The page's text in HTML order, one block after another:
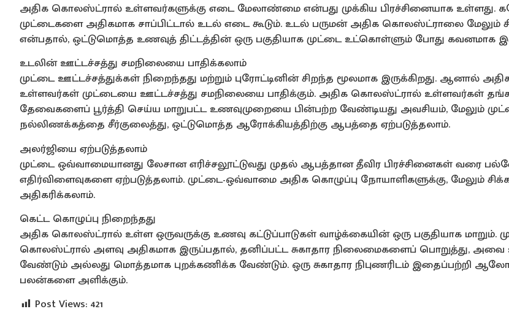
அதிக கொலஸ்ட்ரால் உள்ளவர்களுக்கு எடை மேலாண்மை என்பது முக்கிய பிரச்சினையாக உள்ளது.
முட்டைகளை அதிகமாக சாப்பிட்டால் உடல் எடை கூடும். உடல் பருமன் அதிக கொலஸ்ட்ராலை மேலும்
என்பதால், ஒட்டுமொத்த உணவுத் திட்டத்தின் ஒரு பகுதியாக முட்டை உட்கொள்ளும் போது கவனமாக
உடலின் ஊட்டச்சத்து சமநிலையை பாதிக்கலாம்
முட்டை ஊட்டச்சத்துக்கள் நிறைந்தது மற்றும் புரோட்டினின் சிறந்த மூலமாக இருக்கிறது. ஆனால்
உள்ளவர்கள் முட்டையை ஊட்டச்சத்து சமநிலையை பாதிக்கும். அதிக கொலஸ்ட்ரால் உள்ளவர்கள்
தேவைகளைப் பூர்த்தி செய்ய மாறுபட்ட உணவுமுறையை பின்பற்ற வேண்டியது அவசியம், மேலும்
நல்லிணக்கத்தை சீர்குலைத்து, ஒட்டுமொத்த ஆரோக்கியத்திற்கு ஆபத்தை ஏற்படுத்தலாம்.
அலர்ஜியை ஏற்படுத்தலாம்
முட்டை ஒவ்வாமையானது லேசான எரிச்சலூட்டுவது முதல் ஆபத்தான தீவிர பிரச்சினைகள் வரை
எதிர்விளைவுகளை ஏற்படுத்தலாம். முட்டை-ஒவ்வாமை அதிக கொழுப்பு நோயாளிகளுக்கு, மேலும்
அதிகரிக்கலாம்.
கெட்ட கொழுப்பு நிறைந்தது
அதிக கொலஸ்ட்ரால் உள்ள ஒருவருக்கு உணவு கட்டுப்பாடுகள் வாழ்க்கையின் ஒரு பகுதியாக மாறும்.
கொலஸ்ட்ரால் அளவு அதிகமாக இருப்பதால், தனிப்பட்ட சுகாதார நிலைமைகளைப் பொறுத்து,
வேண்டும் அல்லது மொத்தமாக புறக்கணிக்க வேண்டும். ஒரு சுகாதார நிபுணரிடம் இதைப்பற்றி
பலன்களை அளிக்கும்.
Post Views: 421